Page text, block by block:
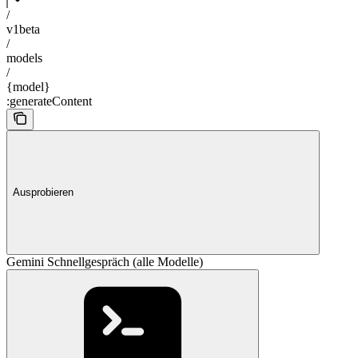
/
v1beta
/
models
/
{model}
:generateContent
Ausprobieren
Gemini Schnellgespräch (alle Modelle)